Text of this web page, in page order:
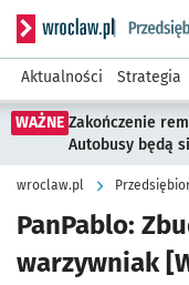
Serwis informacyjny
Aktualności Strategia
WAŻNE Zakończenie
Autobusy będą
wroclaw.pl
PanPablo:
warzywniak